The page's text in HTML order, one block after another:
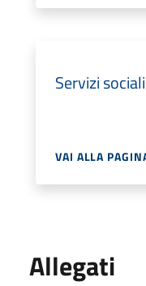
Servizi
VAI ALLA
Allegati